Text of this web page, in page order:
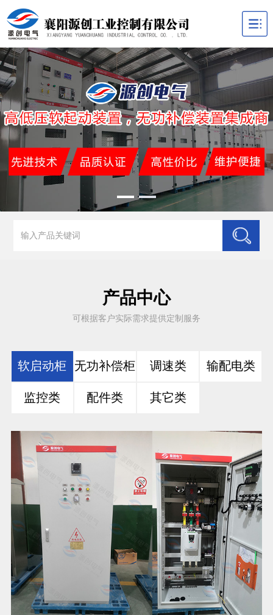
产品中心
可根据客户实际需求提供定制服务
软启动柜 无功补偿柜 调速类 输配电类
监控类 配件类 其它类